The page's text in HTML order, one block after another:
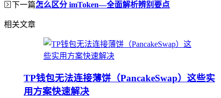
下一篇怎么区分 imToken—全面解析辨别要点
相关文章
TP钱包无法连接薄饼（PancakeSwap）这些实
用方案快速解决